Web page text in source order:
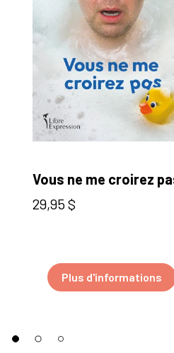
Vous ne me croirez
Prix normal
29,95 $
Plus d'informations